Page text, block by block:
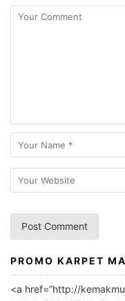
A
l
PROMO KARPET
<a href=”http://